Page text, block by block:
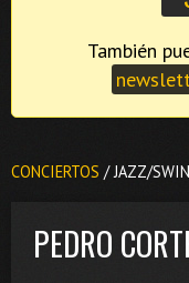
CONCIERTOS / JAZZ/
PEDRO